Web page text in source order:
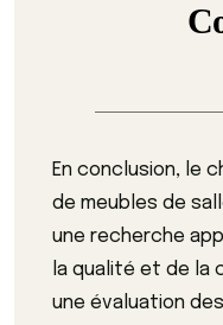
En conclusion, le
de meubles de
une recherche
la qualité et de la
une évaluation